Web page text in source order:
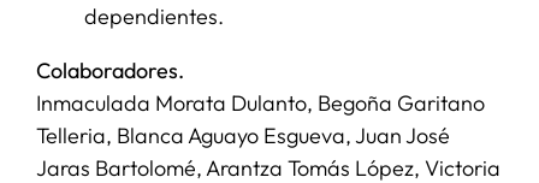
dependientes.
Colaboradores.
Inmaculada Morata Dulanto, Begoña Garitano
Telleria, Blanca Aguayo Esgueva, Juan José
Jaras Bartolomé, Arantza Tomás López, Victoria